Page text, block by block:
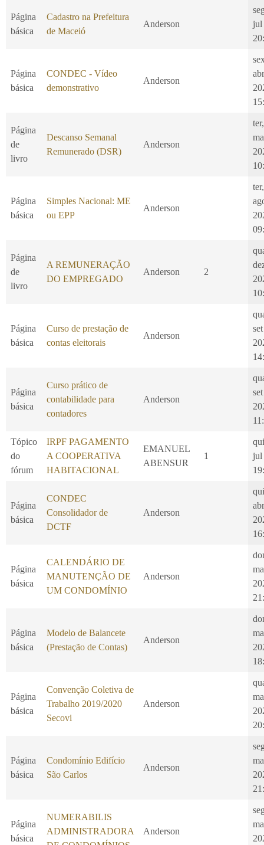
Página
básica
Cadastro na Prefeitura
de Maceió
Anderson
jul
Página
básica
CONDEC - Vídeo
demonstrativo
Anderson
abr
Página
de
livro
Descanso Semanal
Remunerado (DSR)
Anderson
Página
básica
Simples Nacional: ME
ou EPP
Anderson
Página
de
livro
A REMUNERAÇÃO
DO EMPREGADO
Anderson 2
Página
básica
Curso de prestação de
contas eleitorais
Anderson
set
Página
básica
Curso prático de
contabilidade para
contadores
Anderson
set
Tópico
do
fórum
IRPF PAGAMENTO
A COOPERATIVA
HABITACIONAL
EMANUEL
ABENSUR
1
jul
Página
básica
CONDEC
Consolidador de
DCTF
Anderson
abr
Página
básica
CALENDÁRIO DE
MANUTENÇÃO DE
UM CONDOMÍNIO
Anderson
Página
básica
Modelo de Balancete
(Prestação de Contas)
Anderson
Página
básica
Convenção Coletiva de
Trabalho 2019/2020
Secovi
Anderson
Página
básica
Condomínio Edifício
São Carlos
Anderson
Página
básica
NUMERABILIS
ADMINISTRADORA
Anderson